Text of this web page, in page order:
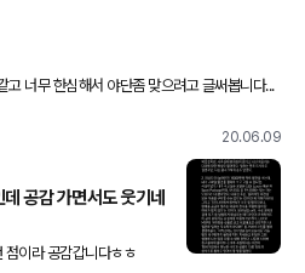
님이 그땐 미안했다면서 30만
20.06.09
공감 가면서도 웃기네
점이라 공감갑니다ㅎㅎ